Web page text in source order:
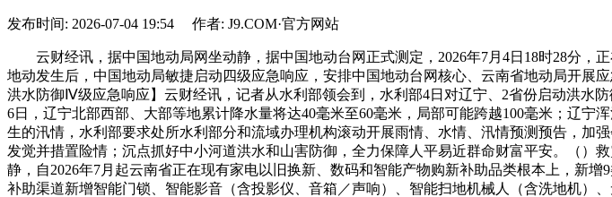
发布时间: 2026-07-04 19:54 作者: J9.COM·官方网站
云财经讯，据中国地动局网坐动静，据中国地动台网正式测定，2026年7月4日18时28分，正
地动发生后，中国地动局敏捷启动四级应急响应，安排中国地动台网核心、云南省地动局开
洪水防御Ⅳ级应急响应】云财经讯，记者从水利部领会到，水利部4日对辽宁、2省份启动洪水
6日，辽宁北部西部、大部等地累计降水量将达40毫米至60毫米，局部可能跨越100毫米；辽
生的汛情，水利部要求处所水利部分和流域办理机构滚动开展雨情、水情、汛情预测预告，
发觉并措置险情；沉点抓好中小河道洪水和山害防御，全力保障人平易近群命财富平安。（
静，自2026年7月起云南省正在现有家电以旧换新、数码和智能产物购新补助品类根本上，新
补助渠道新增智能门锁、智能影音（含投影仪、音箱／声响）、智能扫地机械人（含洗地机）